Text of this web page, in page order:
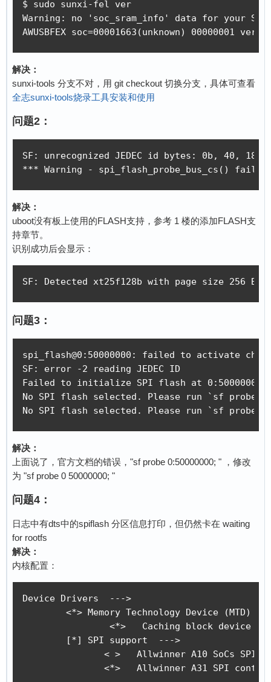
$ sudo sunxi-fel ver
Warning: no 'soc_sram_info' data for your SoC
AWUSBFEX soc=00001663(unknown) 00000001
解决：
sunxi-tools 分支不对，用 git checkout 切换分支，具体可查看
全志sunxi-tools烧录工具安装和使用
问题2：
SF: unrecognized JEDEC id bytes: 0b, 40, 18
*** Warning - spi_flash_probe_bus_cs()
解决：
uboot没有板上使用的FLASH支持，参考 1 楼的添加FLASH支
持章节。
识别成功后会显示：
SF: Detected xt25f128b with page size 256
问题3：
spi_flash@0:50000000: failed to activate chip-
SF: error -2 reading JEDEC ID
Failed to initialize SPI flash at 0:50000000
No SPI flash selected. Please run `sf probe'
No SPI flash selected. Please run `sf probe'
解决：
上面说了，官方文档的错误，"sf probe 0:50000000; " ，修改
为 "sf probe 0 50000000; "
问题4：
日志中有dts中的spiflash 分区信息打印，但仍然卡在 waiting
for rootfs
解决：
内核配置：
Device Drivers  --->
        [*] SPI support  --->
< >   Allwinner A10 SoCs SPI
<*>   Allwinner A31 SPI